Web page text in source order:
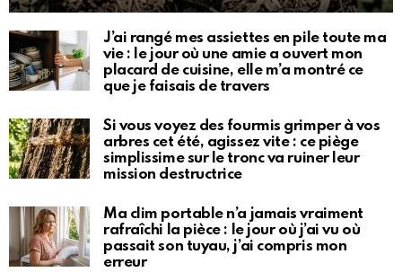
J’ai rangé mes assiettes en pile toute ma
vie : le jour où une amie a ouvert mon
placard de cuisine, elle m’a montré ce
que je faisais de travers
Si vous voyez des fourmis grimper à vos
arbres cet été, agissez vite : ce piège
simplissime sur le tronc va ruiner leur
mission destructrice
Ma clim portable n’a jamais vraiment
rafraîchi la pièce : le jour où j’ai vu où
passait son tuyau, j’ai compris mon
erreur